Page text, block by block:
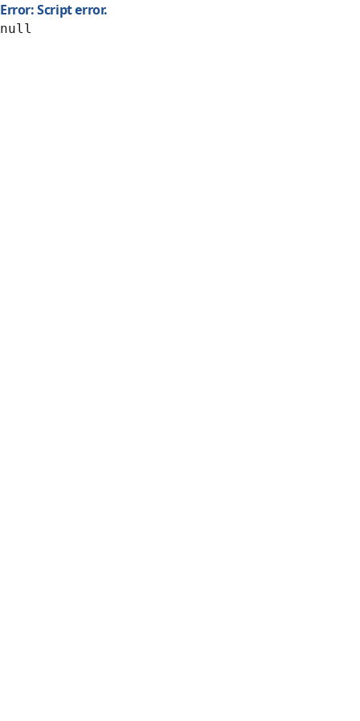
Error: Script error.
null